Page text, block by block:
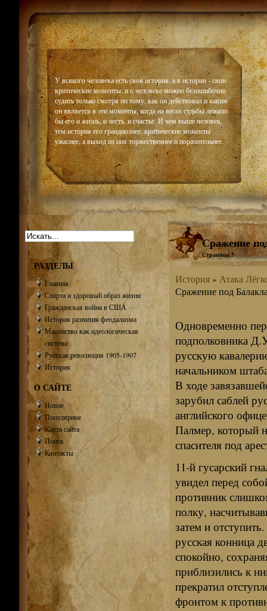
Historiar
У всякого человека есть своя история, а в истории - свои
критические моменты: и о человеке можно безошибочно
судить только смотря по тому, как он действовал и каким
он является в эти моменты, когда на весах судьбы лежали
бы его и жизнь, и честь, и счастье. И чем выше человек,
тем история его грандиознее, критические моменты
ужаснее, а выход из них торжественнее и поразительнее.
Сражение
Страница 5
История» Атака
Сражение под
Одновременно
подполковника
русскую
начальником
В ходе
зарубил саблей
английского
Палмер, который
спасителя под
11-й гусарский
увидел перед
противник
полку,
затем и
русская конница
спокойно,
приблизились к
прекратил
фронтом к
РАЗДЕЛЫ
Главная
Спарта и здоровый образ жизни
Гражданская война в США
История развития феодализма
Масонство как идеологическая
система
Русская революция 1905-1907
История
О САЙТЕ
Новое
Популярное
Карта сайта
Поиск
Контакты